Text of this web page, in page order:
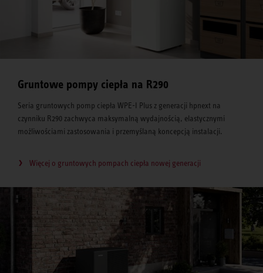
Gruntowe pompy ciepła na R290
Seria gruntowych pomp ciepła WPE-I Plus z generacji hpnext na
czynniku R290 zachwyca maksymalną wydajnością, elastycznymi
możliwościami zastosowania i przemyślaną koncepcją instalacji.
Więcej o gruntowych pompach ciepła nowej generacji